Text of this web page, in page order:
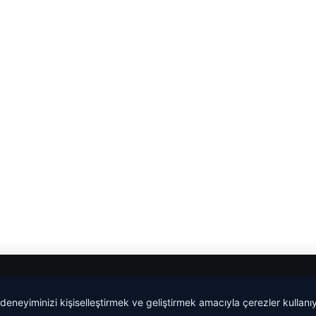
kişiselleştirmek ve geliştirmek amacıyla çerezler
lemagrup.com.tr